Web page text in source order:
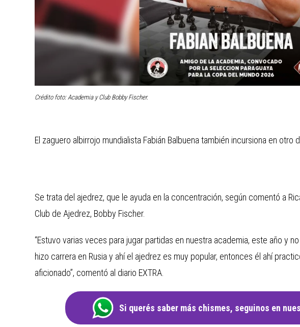
Crédito foto: Academia y Club Bobby Fischer.
El zaguero albirrojo mundialista Fabián Balbuena también incursiona en otro
Se trata del ajedrez, que le ayuda en la concentración, según comentó a
Club de Ajedrez, Bobby Fischer.
“Estuvo varias veces para jugar partidas en nuestra academia, este año y
hizo carrera en Rusia y ahí el ajedrez es muy popular, entonces él ahí
aficionado”, comentó al diario EXTRA.
Si querés saber más chismes, seguinos en